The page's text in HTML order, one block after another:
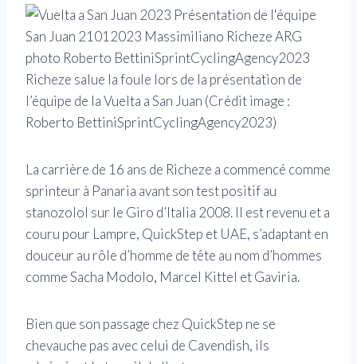
Richeze salue la foule lors de la présentation de
l’équipe de la Vuelta a San Juan (Crédit image :
Roberto BettiniSprintCyclingAgency2023)
La carrière de 16 ans de Richeze a commencé comme
sprinteur à Panaria avant son test positif au
stanozolol sur le Giro d’Italia 2008. Il est revenu et a
couru pour Lampre, QuickStep et UAE, s’adaptant en
douceur au rôle d’homme de tête au nom d’hommes
comme Sacha Modolo, Marcel Kittel et Gaviria.
Bien que son passage chez QuickStep ne se
chevauche pas avec celui de Cavendish, ils